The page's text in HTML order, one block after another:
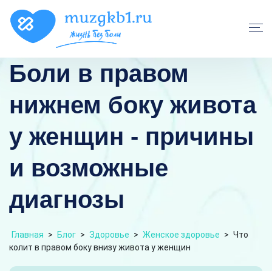
Боли в правом
нижнем боку живота
у женщин - причины
и возможные
диагнозы
Главная > Блог > Здоровье > Женское здоровье > Что
колит в правом боку внизу живота у женщин